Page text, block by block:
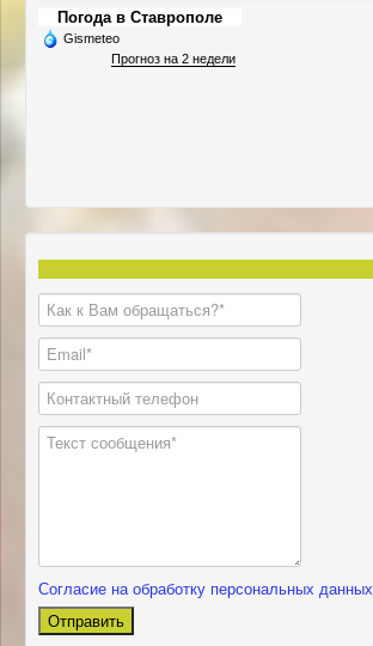
Погода в Ставрополе
Gismeteo
Прогноз на 2 недели
Согласие на обработку персональных данных
Отправить